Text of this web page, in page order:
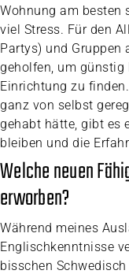
Wohnung am besten
viel Stress. Für den
Partys) und Gruppen
geholfen, um günstig
Einrichtung zu
ganz von selbst
gehabt hätte, gibt es
bleiben und die
Welche neuen
erworben?
Während meines
Englischkenntnisse
bisschen